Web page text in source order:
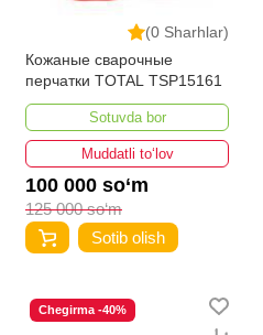
(0 Sharhlar)
Кожаные сварочные
перчатки TOTAL TSP15161
Sotuvda bor
Muddatli to‘lov
100 000 so‘m
125 000 so‘m
Sotib olish
Chegirma -40%